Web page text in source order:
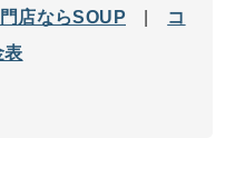
店ならSOUP
コ
表